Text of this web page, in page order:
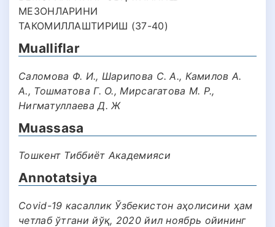
МЕЗОНЛАРИНИ
ТАКОМИЛЛАШТИРИШ (37-40)
Mualliflar
Саломова Ф. И., Шарипова С. А., Камилов А.
А., Тошматова Г. О., Мирсагатова М. Р.,
Нигматуллаева Д. Ж
Muassasa
Тошкент Тиббиёт Академияси
Annotatsiya
Covid-19 касаллик Ўзбекистон аҳолисини ҳам
четлаб ўтгани йўқ, 2020 йил ноябрь ойининг